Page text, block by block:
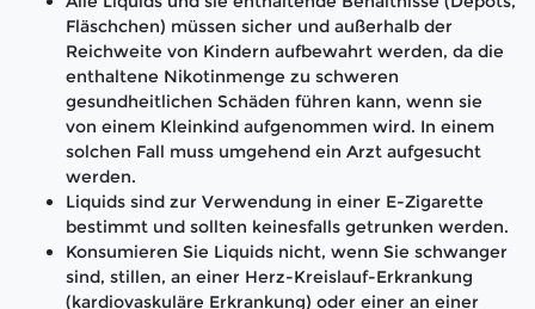
Fläschchen) müssen sicher und außerhalb der
Reichweite von Kindern aufbewahrt werden, da die
enthaltene Nikotinmenge zu schweren
gesundheitlichen Schäden führen kann, wenn sie
von einem Kleinkind aufgenommen wird. In einem
solchen Fall muss umgehend ein Arzt aufgesucht
werden.
Liquids sind zur Verwendung in einer E-Zigarette
bestimmt und sollten keinesfalls getrunken werden.
Konsumieren Sie Liquids nicht, wenn Sie schwanger
sind, stillen, an einer Herz-Kreislauf-Erkrankung
(kardiovaskuläre Erkrankung) oder einer an einer